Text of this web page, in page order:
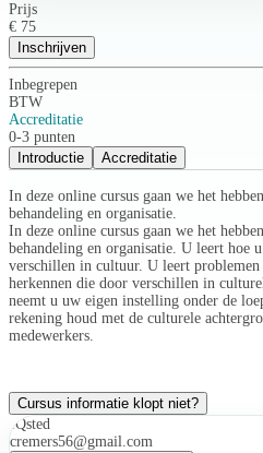
Prijs
€ 75
Inschrijven
Inbegrepen
BTW
Accreditatie
0-3 punten
Introductie
Accreditatie
In deze online cursus gaan we het
behandeling en organisatie.
In deze online cursus gaan we het
behandeling en organisatie. U leert hoe
verschillen in cultuur. U leert problemen
herkennen die door verschillen in
neemt u uw eigen instelling onder de
rekening houd met de culturele
medewerkers.
Cursus informatie klopt niet?
IQsted
cremers56@gmail.com